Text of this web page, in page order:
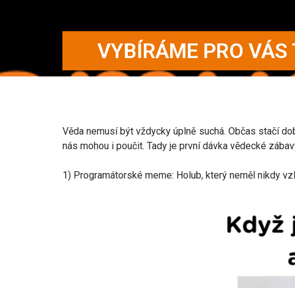
VYBÍRÁME PRO VÁS
Věda nemusí být vždycky úplně suchá. Občas stačí
nás mohou i poučit. Tady je první dávka vědecké
1) Programátorské meme: Holub, který neměl nikdy